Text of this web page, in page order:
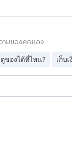
มของคุณเอง
ดูของได้ที่ไหน? เก็บ